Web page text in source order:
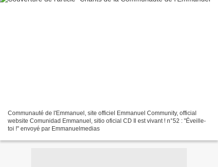
Communauté de l'Emmanuel, site officiel Emmanuel Community, official
website Comunidad Emmanuel, sitio oficial CD Il est vivant ! n°52 : "Éveille-
toi !" envoyé par Emmanuelmedias